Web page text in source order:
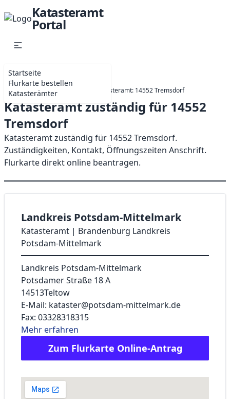
Katasteramt
Portal
Startseite
Flurkarte bestellen
Katasterämter
Startseite Brandenburg Katasteramt: 14552 Tremsdorf
Katasteramt zuständig für 14552
Tremsdorf
Katasteramt zuständig für 14552 Tremsdorf.
Zuständigkeiten, Kontakt, Öffnungszeiten Anschrift.
Flurkarte direkt online beantragen.
Landkreis Potsdam-Mittelmark
Katasteramt | Brandenburg Landkreis
Potsdam-Mittelmark
Landkreis Potsdam-Mittelmark
Potsdamer Straße 18 A
14513Teltow
E-Mail: kataster@potsdam-mittelmark.de
Fax: 03328318315
Mehr erfahren
Zum Flurkarte Online-Antrag